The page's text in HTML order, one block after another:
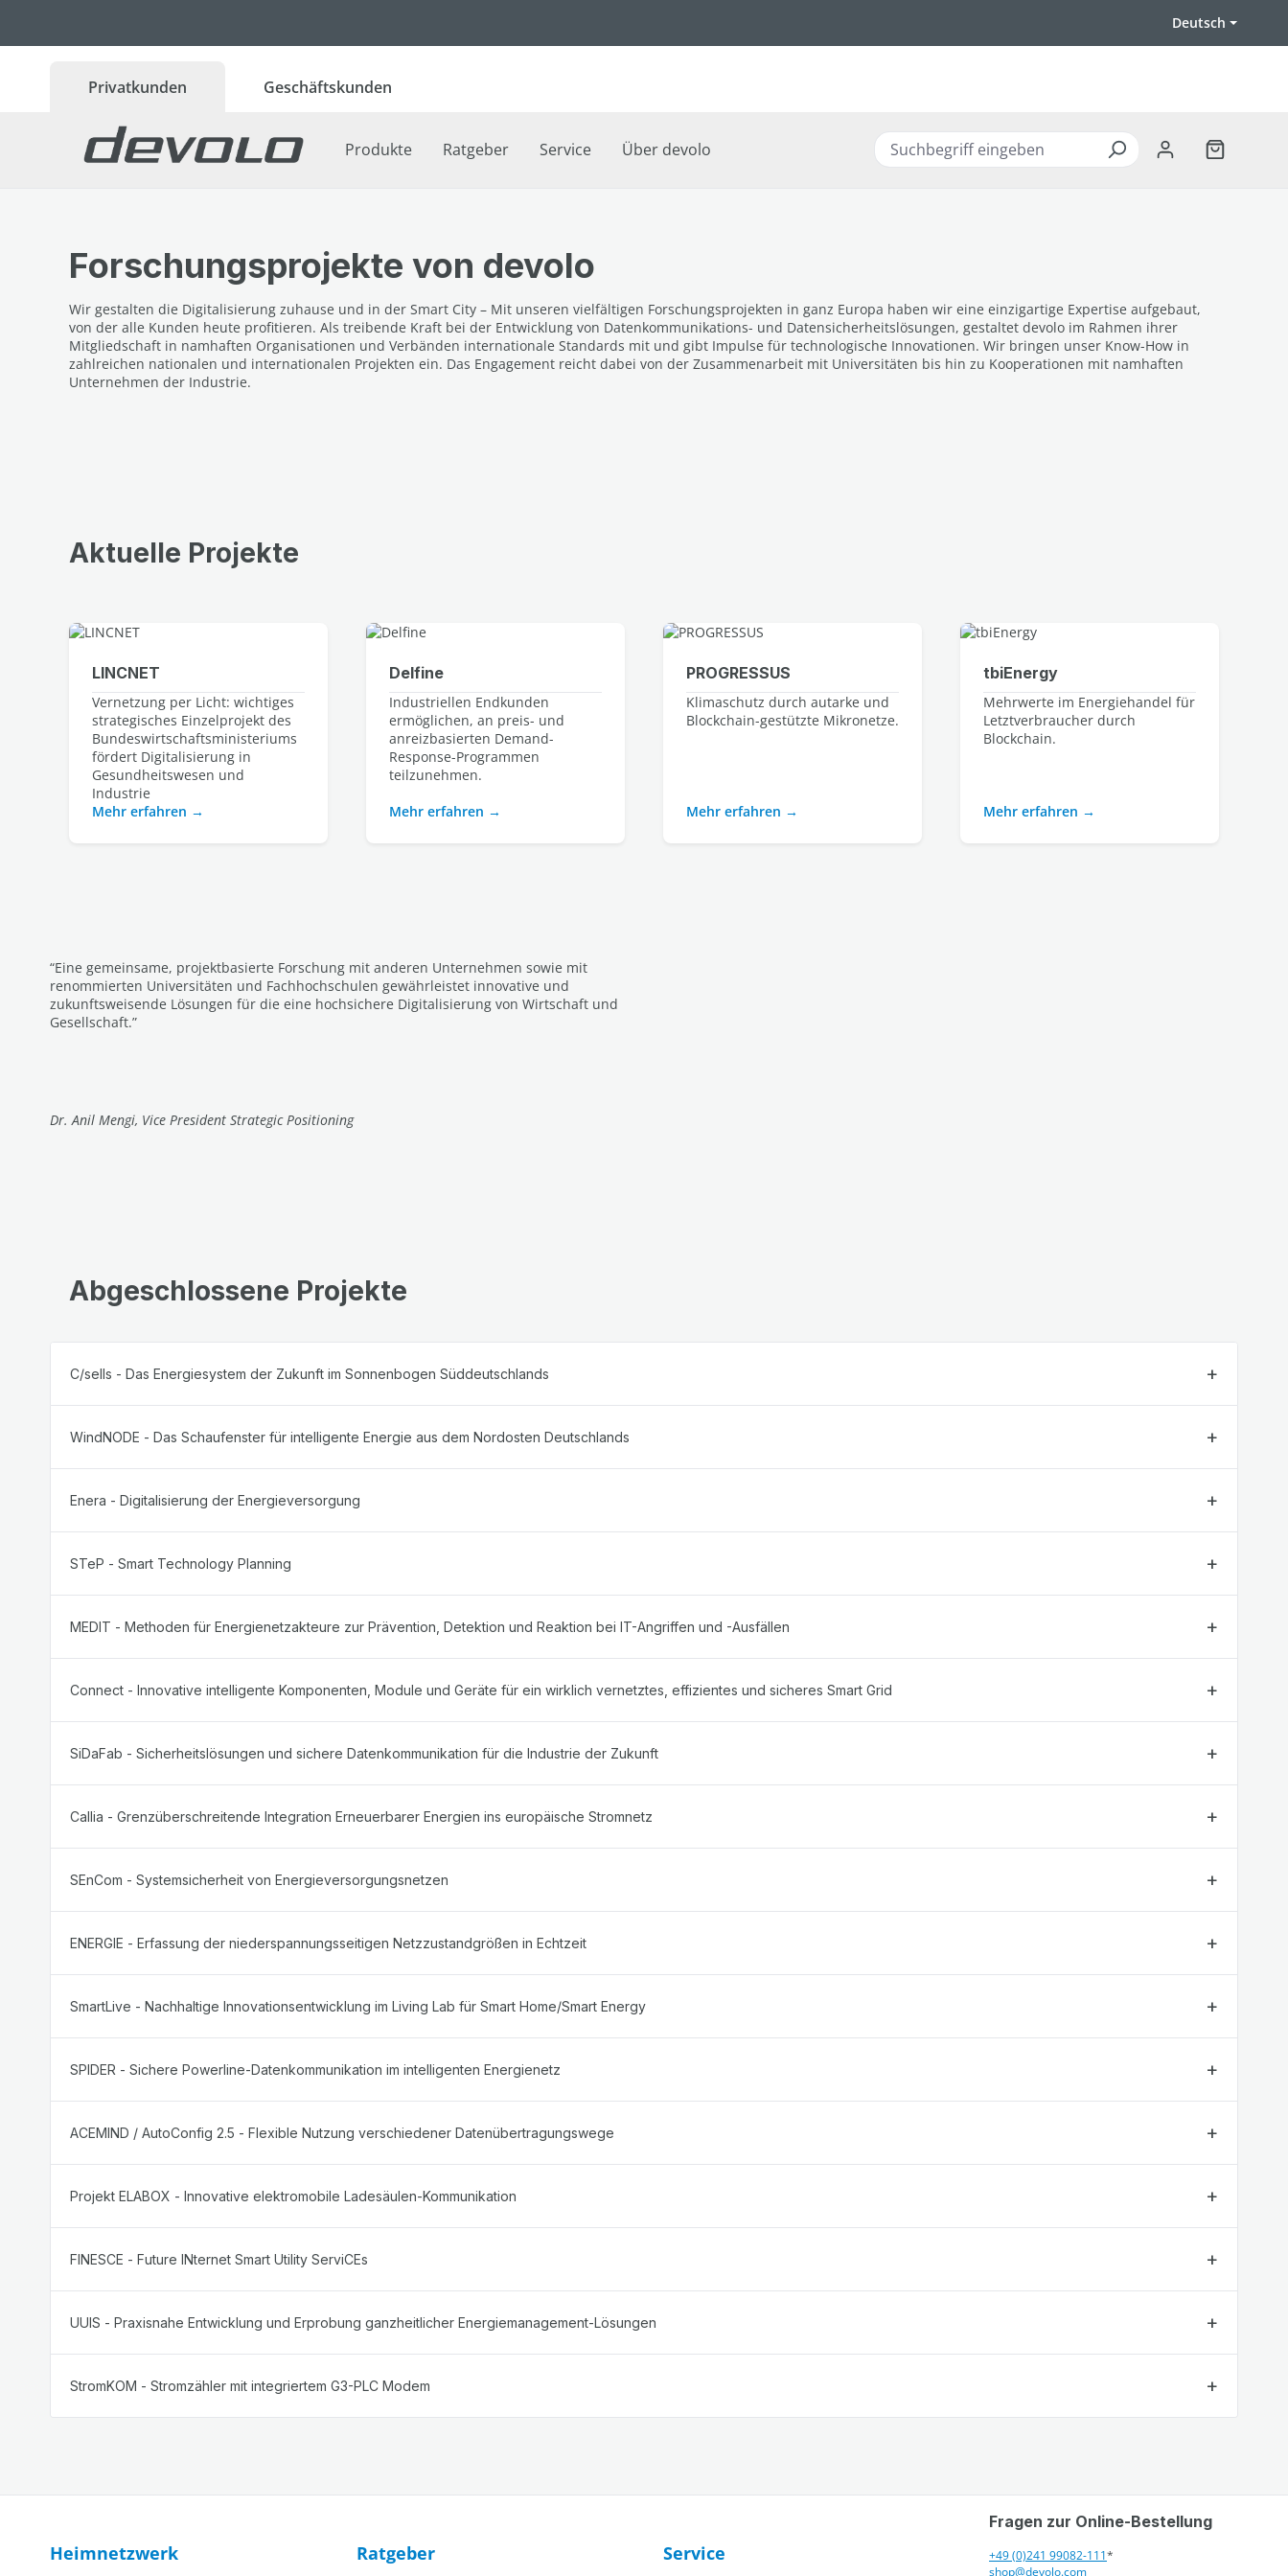
Deutsch
Privatkunden Geschäftskunden
Produkte Ratgeber Service Über devolo
Forschungsprojekte von devolo
Wir gestalten die Digitalisierung zuhause und in der Smart City – Mit unseren vielfältigen Forschungsprojekten in ganz Europa haben wir eine einzigartige Expertise aufgebaut,
von der alle Kunden heute profitieren. Als treibende Kraft bei der Entwicklung von Datenkommunikations- und Datensicherheitslösungen, gestaltet devolo im Rahmen ihrer
Mitgliedschaft in namhaften Organisationen und Verbänden internationale Standards mit und gibt Impulse für technologische Innovationen. Wir bringen unser Know-How in
zahlreichen nationalen und internationalen Projekten ein. Das Engagement reicht dabei von der Zusammenarbeit mit Universitäten bis hin zu Kooperationen mit namhaften
Unternehmen der Industrie.
Aktuelle Projekte
LINCNET
Vernetzung per Licht: wichtiges
strategisches Einzelprojekt des
Bundeswirtschaftsministeriums
fördert Digitalisierung in
Gesundheitswesen und
Industrie
Mehr erfahren
Delfine
Industriellen Endkunden
ermöglichen, an preis- und
anreizbasierten Demand-
Response-Programmen
teilzunehmen.
Mehr erfahren
PROGRESSUS
Klimaschutz durch autarke und
Blockchain-gestützte Mikronetze.
Mehr erfahren
tbiEnergy
Mehrwerte im Energiehandel für
Letztverbraucher durch
Blockchain.
Mehr erfahren
“Eine gemeinsame, projektbasierte Forschung mit anderen Unternehmen sowie mit
renommierten Universitäten und Fachhochschulen gewährleistet innovative und
zukunftsweisende Lösungen für die eine hochsichere Digitalisierung von Wirtschaft und
Gesellschaft.”
Dr. Anil Mengi, Vice President Strategic Positioning
Abgeschlossene Projekte
C/sells - Das Energiesystem der Zukunft im Sonnenbogen Süddeutschlands
WindNODE - Das Schaufenster für intelligente Energie aus dem Nordosten Deutschlands
Enera - Digitalisierung der Energieversorgung
STeP - Smart Technology Planning
MEDIT - Methoden für Energienetzakteure zur Prävention, Detektion und Reaktion bei IT-Angriffen und -Ausfällen
Connect - Innovative intelligente Komponenten, Module und Geräte für ein wirklich vernetztes, effizientes und sicheres Smart Grid
SiDaFab - Sicherheitslösungen und sichere Datenkommunikation für die Industrie der Zukunft
Callia - Grenzüberschreitende Integration Erneuerbarer Energien ins europäische Stromnetz
SEnCom - Systemsicherheit von Energieversorgungsnetzen
ENERGIE - Erfassung der niederspannungsseitigen Netzzustandgrößen in Echtzeit
SmartLive - Nachhaltige Innovationsentwicklung im Living Lab für Smart Home/Smart Energy
SPIDER - Sichere Powerline-Datenkommunikation im intelligenten Energienetz
ACEMIND / AutoConfig 2.5 - Flexible Nutzung verschiedener Datenübertragungswege
Projekt ELABOX - Innovative elektromobile Ladesäulen-Kommunikation
FINESCE - Future INternet Smart Utility ServiCEs
UUIS - Praxisnahe Entwicklung und Erprobung ganzheitlicher Energiemanagement-Lösungen
StromKOM - Stromzähler mit integriertem G3-PLC Modem
Heimnetzwerk Ratgeber Service
Fragen zur Online-Bestellung
+49 (0)241 99082-111*
shop@devolo.com